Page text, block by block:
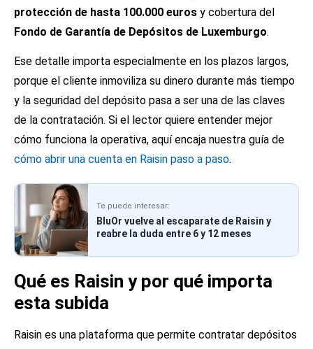
protección de hasta 100.000 euros y cobertura del
Fondo de Garantía de Depósitos de Luxemburgo.
Ese detalle importa especialmente en los plazos largos,
porque el cliente inmoviliza su dinero durante más tiempo
y la seguridad del depósito pasa a ser una de las claves
de la contratación. Si el lector quiere entender mejor
cómo funciona la operativa, aquí encaja nuestra guía de
cómo abrir una cuenta en Raisin paso a paso.
Te puede interesar:
BluOr vuelve al escaparate de Raisin y
reabre la duda entre 6 y 12 meses
Qué es Raisin y por qué importa
esta subida
Raisin es una plataforma que permite contratar depósitos